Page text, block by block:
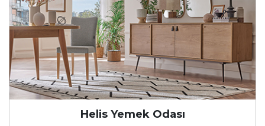
Helis Yemek Odası